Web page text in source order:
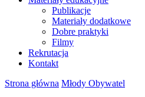
Publikacje
Materiały dodatkowe
Dobre praktyki
Filmy
Rekrutacja
Kontakt
Strona główna Młody Obywatel